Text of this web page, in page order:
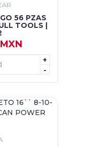
56 PZAS
TOOLS |
+
-